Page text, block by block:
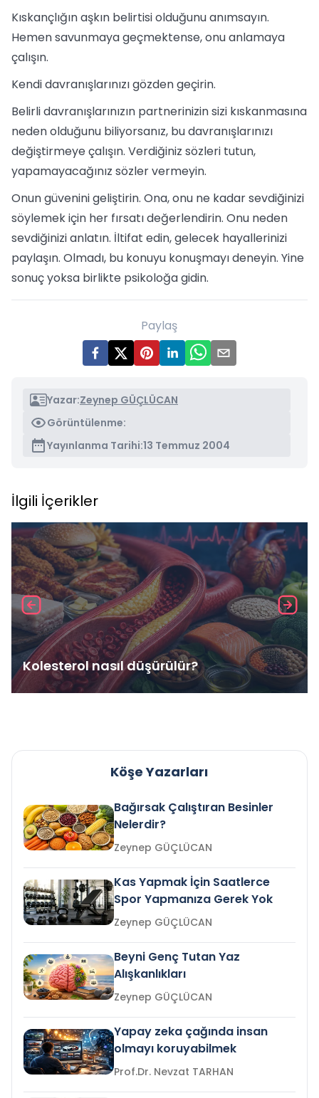
Kıskançlığın aşkın belirtisi olduğunu anımsayın.
Hemen savunmaya geçmektense, onu anlamaya
çalışın.
Kendi davranışlarınızı gözden geçirin.
Belirli davranışlarınızın partnerinizin sizi kıskanmasına
neden olduğunu biliyorsanız, bu davranışlarınızı
değiştirmeye çalışın. Verdiğiniz sözleri tutun,
yapamayacağınız sözler vermeyin.
Onun güvenini geliştirin. Ona, onu ne kadar sevdiğinizi
söylemek için her fırsatı değerlendirin. Onu neden
sevdiğinizi anlatın. İltifat edin, gelecek hayallerinizi
paylaşın. Olmadı, bu konuyu konuşmayı deneyin. Yine
sonuç yoksa birlikte psikoloğa gidin.
Paylaş
Yazar:Zeynep GÜÇLÜCAN
Görüntülenme:
Yayınlanma Tarihi:13 Temmuz 2004
İlgili İçerikler
Kolesterol nasıl düşürülür?
Köşe Yazarları
Bağırsak Çalıştıran Besinler
Nelerdir?
Zeynep GÜÇLÜCAN
Kas Yapmak İçin Saatlerce
Spor Yapmanıza Gerek Yok
Zeynep GÜÇLÜCAN
Beyni Genç Tutan Yaz
Alışkanlıkları
Zeynep GÜÇLÜCAN
Yapay zeka çağında insan
olmayı koruyabilmek
Prof.Dr. Nevzat TARHAN